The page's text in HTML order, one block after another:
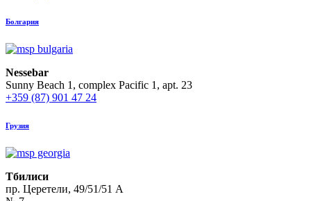
Болгария
Nessebar
Sunny Beach 1, complex Pacific 1, apt. 23
+359 (87) 901 47 24
Грузия
Тбилиси
пр. Церетели, 49/51/51 А